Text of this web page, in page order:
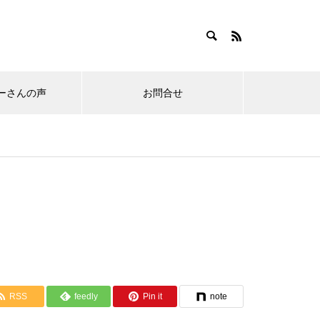
さんの声 お問合せ
RSS feedly Pin it note